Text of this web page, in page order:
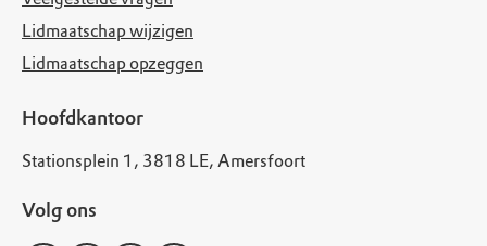
Lidmaatschap wijzigen
Lidmaatschap opzeggen
Hoofdkantoor
Stationsplein 1, 3818 LE, Amersfoort
Volg ons